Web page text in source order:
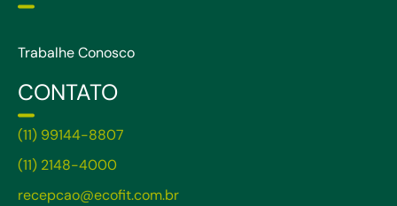
Trabalhe Conosco
CONTATO
(11) 99144-8807
(11) 2148-4000
recepcao@ecofit.com.br